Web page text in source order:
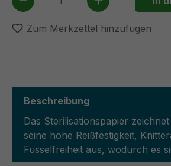
Zum Merkzettel hinzufügen
Beschreibung
Das Sterilisationspapier
seine hohe Reißfestigkeit,
Fusselfreiheit aus, wodurch es